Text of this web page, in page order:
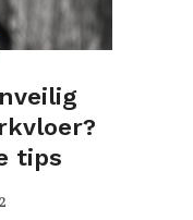
tips